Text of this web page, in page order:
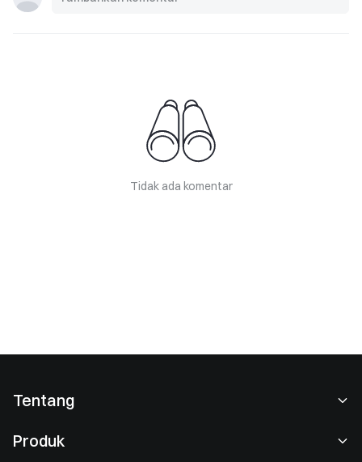
Tidak ada komentar
Tentang
Produk